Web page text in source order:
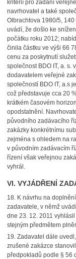
kritérií pro zadání
navrhovatel a také
Olbrachtova 1980/5, 140
uvádí, že došlo ke
počátku roku 2012;
činila částku ve výši 66
cenu za poskytnutí
společnost BDO IT, a. s.
dodavatelem veřejné
společností BDO IT, a.s
což představuje cca 20
krátkém časovém
opodstatnění.
původního zadávacího
zakázky konkrétnímu
zejména s ohledem na
v původním zadávacím
řízení však veřejnou
vyhrál.
VI. VYJÁDŘENÍ
18. K návrhu na
zadavatele, v němž
dne 23. 12. 2011
stejným předmětem
19. Zadavatel dále
zrušené zakázce
předpokladů podle § 56